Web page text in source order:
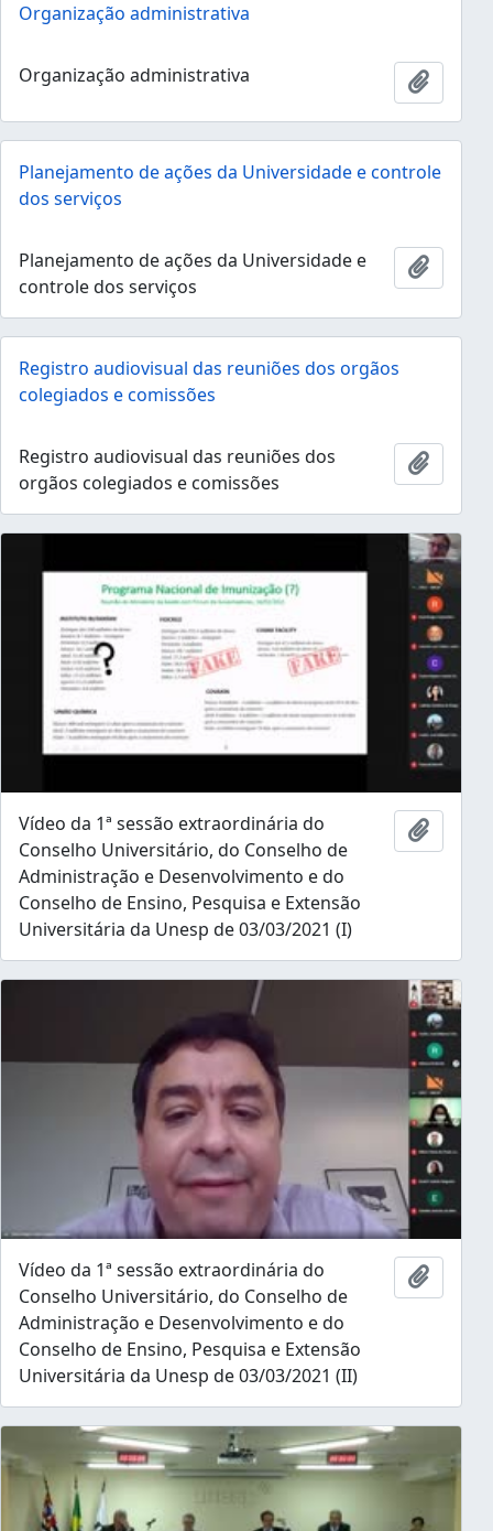
Organização administrativa
Organização administrativa Ajouter
Planejamento de ações da Universidade e controle
dos serviços
Planejamento de ações da Universidade e
controle dos serviços
Ajouter
Registro audiovisual das reuniões dos orgãos
colegiados e comissões
Registro audiovisual das reuniões dos
orgãos colegiados e comissões
Ajouter
Vídeo da 1ª sessão extraordinária do
Conselho Universitário, do Conselho de
Administração e Desenvolvimento e do
Conselho de Ensino, Pesquisa e Extensão
Universitária da Unesp de 03/03/2021 (I)
Ajouter
Vídeo da 1ª sessão extraordinária do
Conselho Universitário, do Conselho de
Administração e Desenvolvimento e do
Conselho de Ensino, Pesquisa e Extensão
Universitária da Unesp de 03/03/2021 (II)
Ajouter